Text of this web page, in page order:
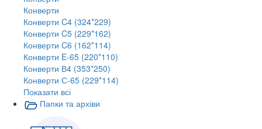
Конверти
Конверти C4 (324*229)
Конверти C5 (229*162)
Конверти C6 (162*114)
Конверти E-65 (220*110)
Конверти В4 (353*250)
Конверти С-65 (229*114)
Показати всі
Папки та архіви